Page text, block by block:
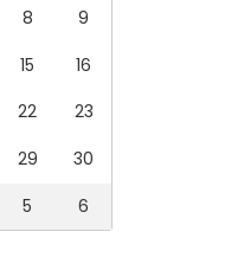
8
9
15
16
22
23
29
30
5 6